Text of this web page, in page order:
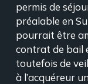
permis de
préalable en
pourrait être
contrat de bail
toutefois de
à l’acquéreur